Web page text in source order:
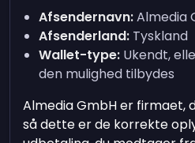
Afsendernavn:Almedia
Afsenderland: Tyskland
Wallet-type: Ukendt,
den mulighed tilbydes
Almedia GmbH er firmaet,
så dette er de korrekte